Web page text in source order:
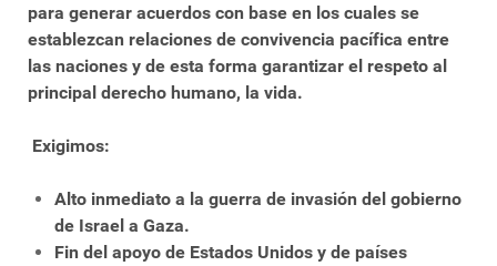
para generar acuerdos con base en los cuales se
establezcan relaciones de convivencia pacífica entre
las naciones y de esta forma garantizar el respeto al
principal derecho humano, la vida.
Exigimos:
Alto inmediato a la guerra de invasión del gobierno
de Israel a Gaza.
Fin del apoyo de Estados Unidos y de países